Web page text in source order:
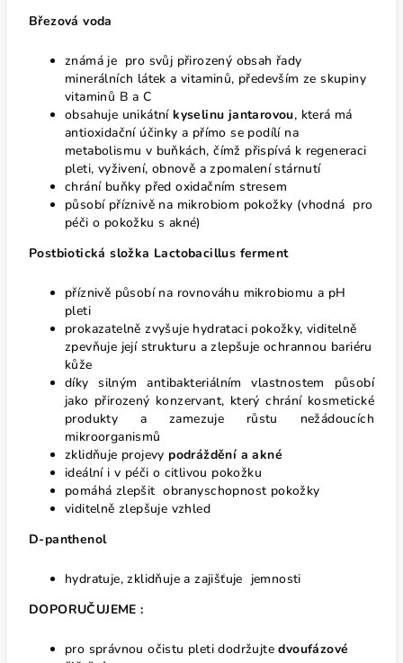
Březová voda
známá je pro svůj přirozený obsah řady
minerálních látek a vitaminů, především ze skupiny
vitaminů B a C
obsahuje unikátní kyselinu jantarovou, která má
antioxidační účinky a přímo se podílí na
metabolismu v buňkách, čímž přispívá k regeneraci
pleti, vyživení, obnově a zpomalení stárnutí
chrání buňky před oxidačním stresem
působí příznivě na mikrobiom pokožky (vhodná pro
péči o pokožku s akné)
Postbiotická složka Lactobacillus ferment
příznivě působí na rovnováhu mikrobiomu a pH
pleti
prokazatelně zvyšuje hydrataci pokožky, viditelně
zpevňuje její strukturu a zlepšuje ochrannou bariéru
kůže
díky silným antibakteriálním vlastnostem působí
jako přirozený konzervant, který chrání kosmetické
produkty a zamezuje růstu nežádoucích
mikroorganismů
zklidňuje projevy podráždění a akné
ideální i v péči o citlivou pokožku
pomáhá zlepšit obranyschopnost pokožky
viditelně zlepšuje vzhled
D-panthenol
hydratuje, zklidňuje a zajišťuje jemnosti
DOPORUČUJEME :
pro správnou očistu pleti dodržujtedvoufázové